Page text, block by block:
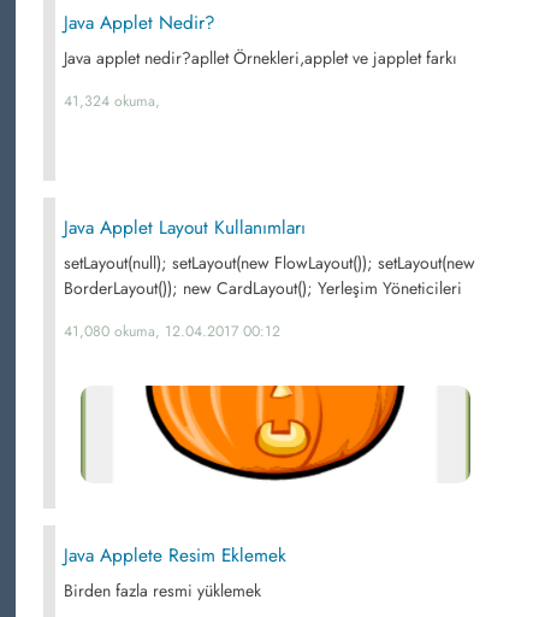
Java Applet Nedir?
Java applet nedir?apllet Örnekleri,applet ve japplet farkı
41,324 okuma,
Java Applet Layout Kullanımları
setLayout(null); setLayout(new FlowLayout()); setLayout(new
BorderLayout()); new CardLayout(); Yerleşim Yöneticileri
41,080 okuma, 12.04.2017 00:12
Java Applete Resim Eklemek
Birden fazla resmi yüklemek